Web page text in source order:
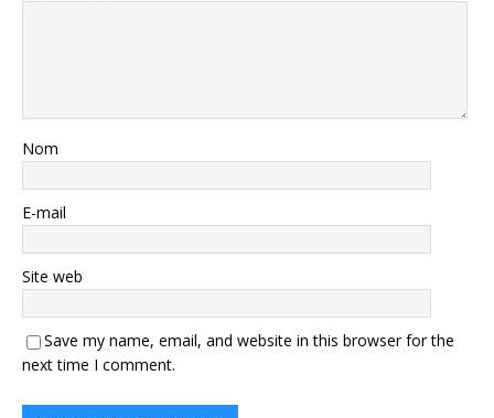
Nom
E-mail
Site web
Save my name, email, and website in this browser for the
next time I comment.